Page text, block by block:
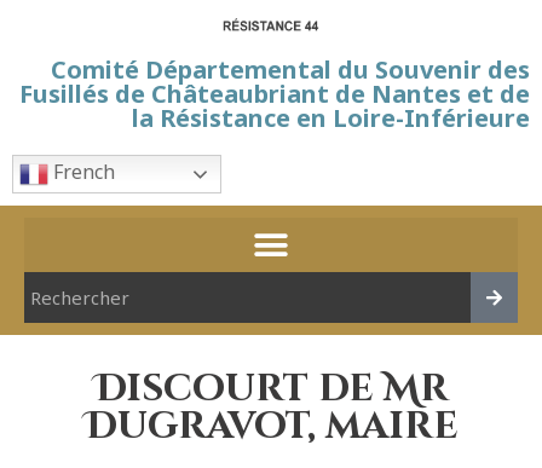
Comité Départemental du Souvenir des
Fusillés de Châteaubriant de Nantes et de
la Résistance en Loire-Inférieure
French
Discourt de Mr
Dugravot, maire